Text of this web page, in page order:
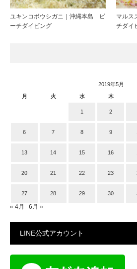
ユキンコボウシガニ｜沖縄本島 ビ
ーチダイビング
マルス
チダイ
2019年5月
月
火 水 木
1 2
6 7 8 9
13 14 15 16
20 21 22 23
27 28 29 30
« 4月 6月 »
LINE公式アカウント